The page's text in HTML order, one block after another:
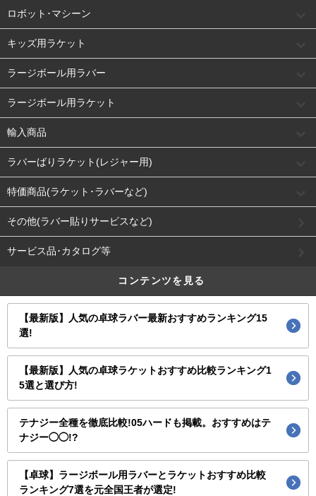
ロボット･マシーン
キッズ用ラケット
ラージボール用ラバー
ラージボール用ラケット
輸入商品
ラバーばりラケット(レジャー用)
特価商品(ラケット･ラバーなど)
その他(ラバー貼りサービスなど)
サービス品･カタログ等
コンテンツを見る
【最新版】人気の卓球ラバー最新おすすめランキング15
選!
【最新版】人気の卓球ラケットおすすめ比較ランキング1
5選と選び方!
テナジー全種を徹底比較!05ハードも掲載。おすすめはテ
ナジー◯◯!?
【卓球】ラージボール用ラバーとラケットおすすめ比較
ランキング7選を元全国王者が選定!